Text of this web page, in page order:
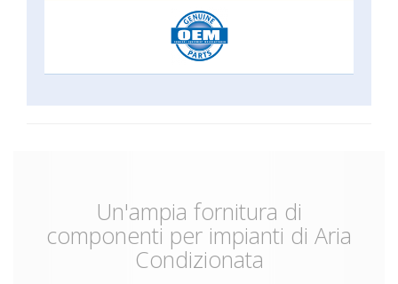
Un'ampia fornitura di
componenti per impianti di Aria
Condizionata